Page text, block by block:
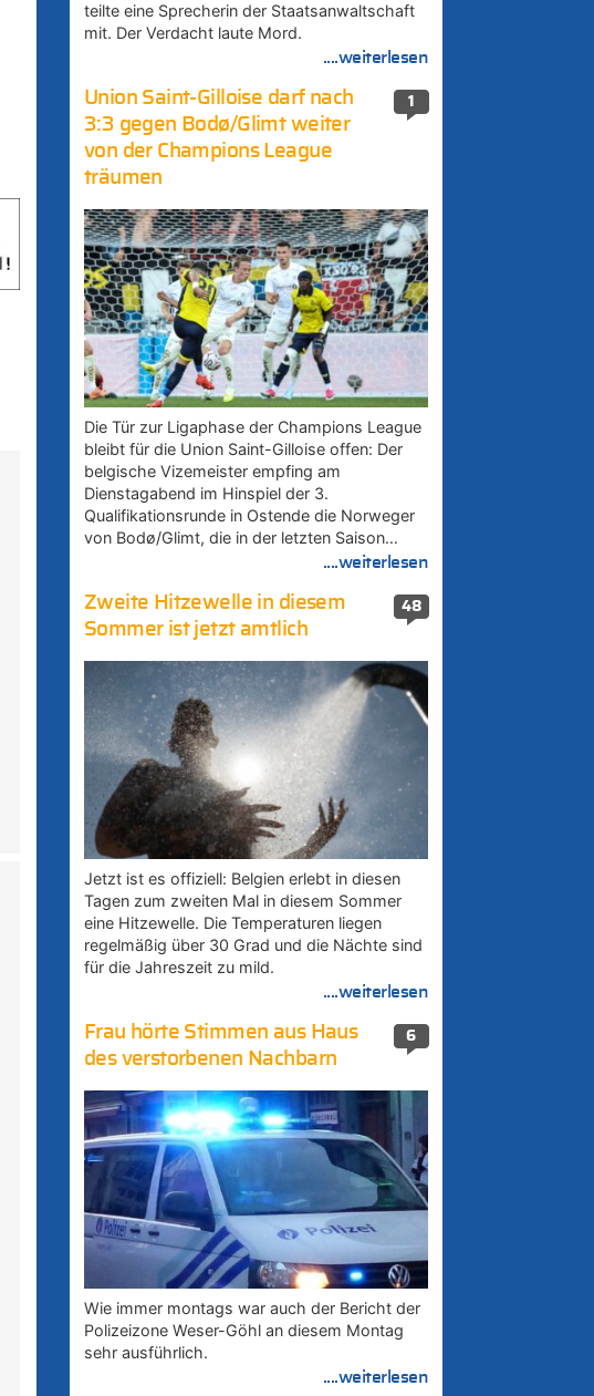
teilte eine Sprecherin der Staatsanwaltschaft
mit. Der Verdacht laute Mord.
....weiterlesen
1
Union Saint-Gilloise darf nach
3:3 gegen Bodø/Glimt weiter
von der Champions League
träumen
Die Tür zur Ligaphase der Champions League
bleibt für die Union Saint-Gilloise offen: Der
belgische Vizemeister empfing am
Dienstagabend im Hinspiel der 3.
Qualifikationsrunde in Ostende die Norweger
von Bodø/Glimt, die in der letzten Saison…
....weiterlesen
48
Zweite Hitzewelle in diesem
Sommer ist jetzt amtlich
Jetzt ist es offiziell: Belgien erlebt in diesen
Tagen zum zweiten Mal in diesem Sommer
eine Hitzewelle. Die Temperaturen liegen
regelmäßig über 30 Grad und die Nächte sind
für die Jahreszeit zu mild.
....weiterlesen
6
Frau hörte Stimmen aus Haus
des verstorbenen Nachbarn
Wie immer montags war auch der Bericht der
Polizeizone Weser-Göhl an diesem Montag
sehr ausführlich.
....weiterlesen